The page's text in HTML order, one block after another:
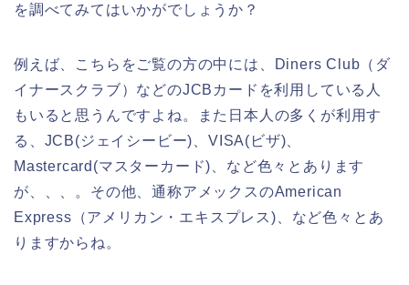
を調べてみてはいかがでしょうか？
例えば、こちらをご覧の方の中には、Diners Club（ダ
イナースクラブ）などのJCBカードを利用している人
もいると思うんですよね。また日本人の多くが利用す
る、JCB(ジェイシービー)、VISA(ビザ)、
Mastercard(マスターカード)、など色々とあります
が、、、。その他、通称アメックスのAmerican
Express（アメリカン・エキスプレス)、など色々とあ
りますからね。